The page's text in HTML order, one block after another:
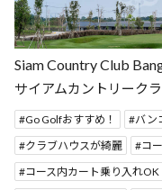
Siam Country Club
サイアムカントリーク
Go Golfおすすめ！ バン
クラブハウスが綺麗
コ
コース内カート乗り入れOK